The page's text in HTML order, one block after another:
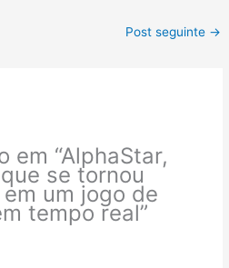
Post seguinte →
em “AlphaStar,
se tornou
um jogo de
tempo real”